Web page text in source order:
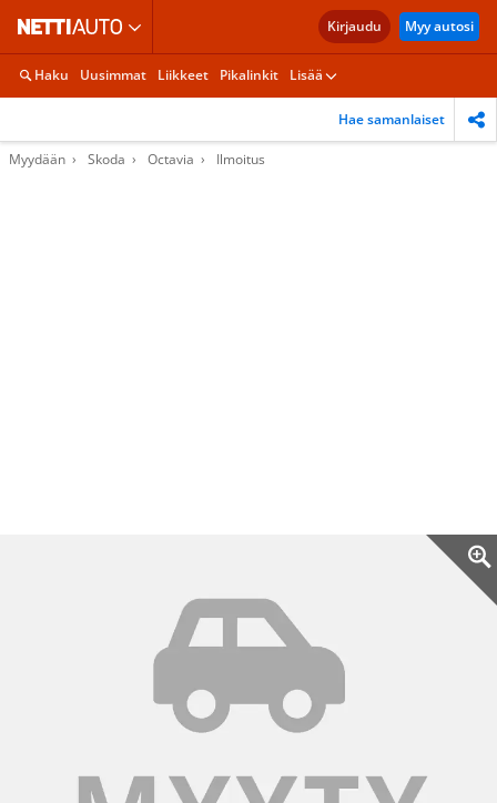
Kirjaudu Myy autosi
Haku Uusimmat Liikkeet Pikalinkit Lisää
Hae samanlaiset
Myydään Skoda Octavia Ilmoitus